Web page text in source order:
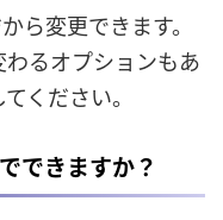
ら変更できます。
るオプションもあ
ください。
できますか？